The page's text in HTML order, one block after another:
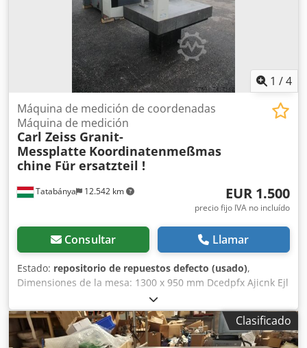
1 /4
Tatabánya 12.542 km
Máquina de medición de coordenadas
Máquina de medición
Carl Zeiss Granit-
Messplatte Koordinatenmeßmas
chine Für ersatzteil !
EUR 1.500
precio fijo IVA no incluído
Consultar Llamar
Estado: repositorio de repuestos defecto (usado),
Dimensiones de la mesa: 1300 x 950 mm Dcedpfx Ajicnk Ejl
Rek El aparato no funciona. Se vende chasis.
Clasificado